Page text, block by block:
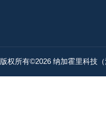
版权所有©2026 纳加霍里科技